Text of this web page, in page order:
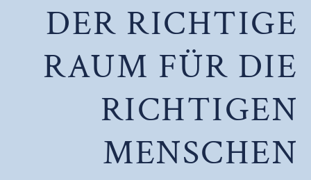
DER RICHTIGE
RAUM FÜR DIE
RICHTIGEN
MENSCHEN